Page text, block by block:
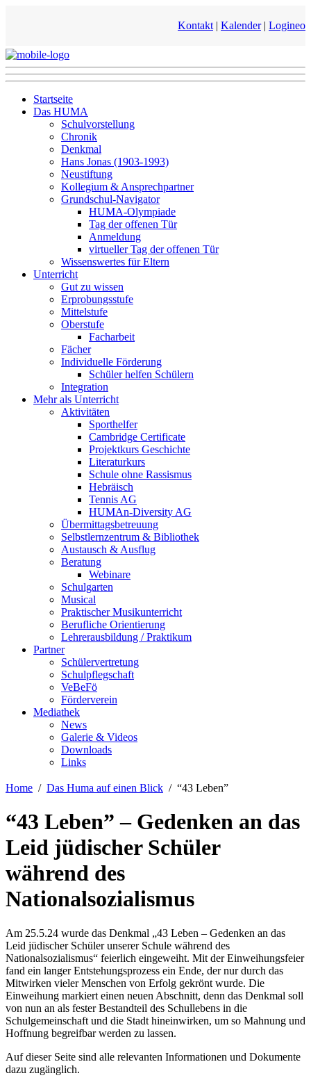
Kontakt | Kalender| Logineo
Startseite
Das HUMA
Schulvorstellung
Chronik
Denkmal
Hans Jonas (1903-1993)
Neustiftung
Kollegium & Ansprechpartner
Grundschul-Navigator
HUMA-Olympiade
Tag der offenen Tür
Anmeldung
virtueller Tag der offenen Tür
Wissenswertes für Eltern
Unterricht
Gut zu wissen
Erprobungsstufe
Mittelstufe
Oberstufe
Facharbeit
Fächer
Individuelle Förderung
Schüler helfen Schülern
Integration
Mehr als Unterricht
Aktivitäten
Sporthelfer
Cambridge Certificate
Projektkurs Geschichte
Literaturkurs
Schule ohne Rassismus
Hebräisch
Tennis AG
HUMAn-Diversity AG
Übermittagsbetreuung
Selbstlernzentrum & Bibliothek
Austausch & Ausflug
Beratung
Webinare
Schulgarten
Musical
Praktischer Musikunterricht
Berufliche Orientierung
Lehrerausbildung / Praktikum
Partner
Schülervertretung
Schulpflegschaft
VeBeFö
Förderverein
Mediathek
News
Galerie & Videos
Downloads
Links
Home Das Huma auf einen Blick “43 Leben”
“43 Leben” – Gedenken an das
Leid jüdischer Schüler
während des
Nationalsozialismus
Am 25.5.24 wurde das Denkmal „43 Leben – Gedenken an das
Leid jüdischer Schüler unserer Schule während des
Nationalsozialismus“ feierlich eingeweiht. Mit der Einweihungsfeier
fand ein langer Entstehungsprozess ein Ende, der nur durch das
Mitwirken vieler Menschen von Erfolg gekrönt wurde. Die
Einweihung markiert einen neuen Abschnitt, denn das Denkmal soll
von nun an als fester Bestandteil des Schullebens in die
Schulgemeinschaft und die Stadt hineinwirken, um so Mahnung und
Hoffnung begreifbar werden zu lassen.
Auf dieser Seite sind alle relevanten Informationen und Dokumente
dazu zugänglich.